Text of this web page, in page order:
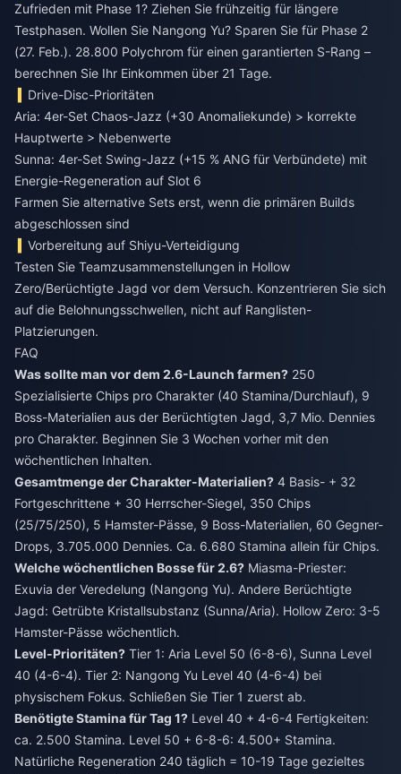
Zufrieden mit Phase 1? Ziehen Sie frühzeitig für längere
Testphasen. Wollen Sie Nangong Yu? Sparen Sie für Phase 2
(27. Feb.). 28.800 Polychrom für einen garantierten S-Rang –
berechnen Sie Ihr Einkommen über 21 Tage.
Drive-Disc-Prioritäten
Aria: 4er-Set Chaos-Jazz (+30 Anomaliekunde) > korrekte
Hauptwerte > Nebenwerte
Sunna: 4er-Set Swing-Jazz (+15 % ANG für Verbündete) mit
Energie-Regeneration auf Slot 6
Farmen Sie alternative Sets erst, wenn die primären Builds
abgeschlossen sind
Vorbereitung auf Shiyu-Verteidigung
Testen Sie Teamzusammenstellungen in Hollow
Zero/Berüchtigte Jagd vor dem Versuch. Konzentrieren Sie sich
auf die Belohnungsschwellen, nicht auf Ranglisten-
Platzierungen.
FAQ
Was sollte man vor dem 2.6-Launch farmen? 250
Spezialisierte Chips pro Charakter (40 Stamina/Durchlauf), 9
Boss-Materialien aus der Berüchtigten Jagd, 3,7 Mio. Dennies
pro Charakter. Beginnen Sie 3 Wochen vorher mit den
wöchentlichen Inhalten.
Gesamtmenge der Charakter-Materialien? 4 Basis- + 32
Fortgeschrittene + 30 Herrscher-Siegel, 350 Chips
(25/75/250), 5 Hamster-Pässe, 9 Boss-Materialien, 60 Gegner-
Drops, 3.705.000 Dennies. Ca. 6.680 Stamina allein für Chips.
Welche wöchentlichen Bosse für 2.6? Miasma-Priester:
Exuvia der Veredelung (Nangong Yu). Andere Berüchtigte
Jagd: Getrübte Kristallsubstanz (Sunna/Aria). Hollow Zero: 3-5
Hamster-Pässe wöchentlich.
Level-Prioritäten? Tier 1: Aria Level 50 (6-8-6), Sunna Level
40 (4-6-4). Tier 2: Nangong Yu Level 40 (4-6-4) bei
physischem Fokus. Schließen Sie Tier 1 zuerst ab.
Benötigte Stamina für Tag 1? Level 40 + 4-6-4 Fertigkeiten:
ca. 2.500 Stamina. Level 50 + 6-8-6: 4.500+ Stamina.
Natürliche Regeneration 240 täglich = 10-19 Tage gezieltes